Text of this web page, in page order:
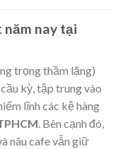
nay tại
trọng thầm lặng)
kỳ, tập trung vào
lĩnh các kệ hàng
. Bên cạnh đó,
nâu cafe vẫn giữ